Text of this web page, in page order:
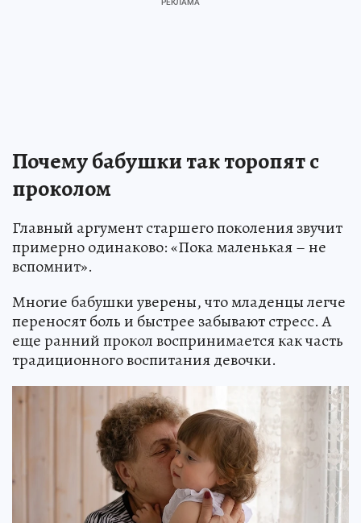
Почему бабушки так торопят с
проколом
Главный аргумент старшего поколения звучит
примерно одинаково: «Пока маленькая – не
вспомнит».
Многие бабушки уверены, что младенцы легче
переносят боль и быстрее забывают стресс. А
еще ранний прокол воспринимается как часть
традиционного воспитания девочки.